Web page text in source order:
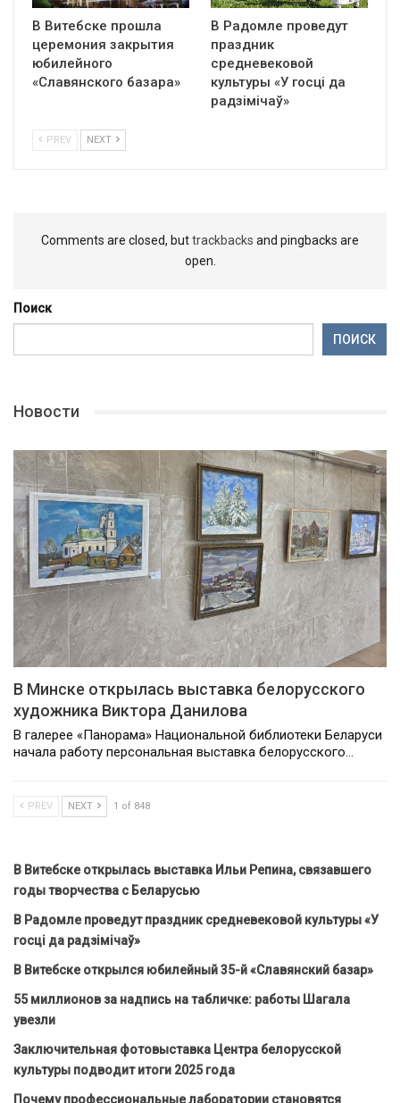
В Витебске прошла
церемония закрытия
юбилейного
«Славянского базара»
В Радомле проведут
праздник
средневековой
культуры «У госці да
радзімічаў»
PREV NEXT
Comments are closed, buttrackbacks and pingbacks are
open.
Поиск
ПОИСК
Новости
В Минске открылась выставка белорусского
художника Виктора Данилова
В галерее «Панорама» Национальной библиотеки Беларуси
начала работу персональная выставка белорусского…
PREV NEXT 1 of 848
В Витебске открылась выставка Ильи Репина, связавшего
годы творчества с Беларусью
В Радомле проведут праздник средневековой культуры «У
госці да радзімічаў»
В Витебске открылся юбилейный 35-й «Славянский базар»
55 миллионов за надпись на табличке: работы Шагала
увезли
Заключительная фотовыставка Центра белорусской
культуры подводит итоги 2025 года
Почему профессиональные лаборатории становятся